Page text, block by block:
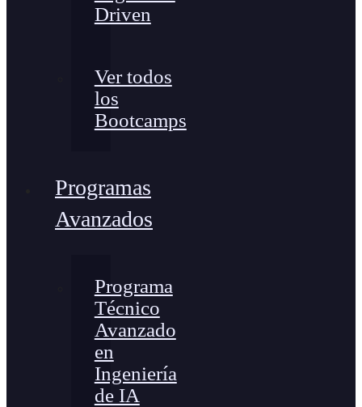
Driven
Ver todos
los
Bootcamps
Programas
Avanzados
Programa
Técnico
Avanzado
en
Ingeniería
de IA